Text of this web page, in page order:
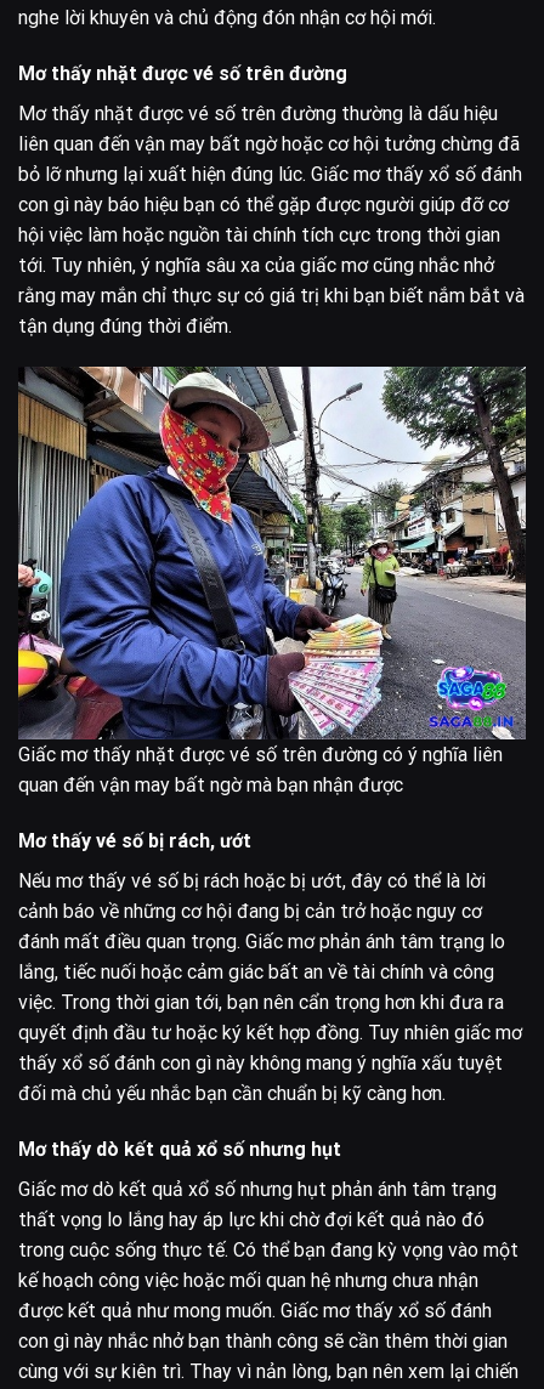
nghe lời khuyên và chủ động đón nhận cơ hội mới.
Mơ thấy nhặt được vé số trên đường
Mơ thấy nhặt được vé số trên đường thường là dấu hiệu
liên quan đến vận may bất ngờ hoặc cơ hội tưởng chừng đã
bỏ lỡ nhưng lại xuất hiện đúng lúc. Giấc mơ thấy xổ số đánh
con gì này báo hiệu bạn có thể gặp được người giúp đỡ cơ
hội việc làm hoặc nguồn tài chính tích cực trong thời gian
tới. Tuy nhiên, ý nghĩa sâu xa của giấc mơ cũng nhắc nhở
rằng may mắn chỉ thực sự có giá trị khi bạn biết nắm bắt và
tận dụng đúng thời điểm.
Giấc mơ thấy nhặt được vé số trên đường có ý nghĩa liên
quan đến vận may bất ngờ mà bạn nhận được
Mơ thấy vé số bị rách, ướt
Nếu mơ thấy vé số bị rách hoặc bị ướt, đây có thể là lời
cảnh báo về những cơ hội đang bị cản trở hoặc nguy cơ
đánh mất điều quan trọng. Giấc mơ phản ánh tâm trạng lo
lắng, tiếc nuối hoặc cảm giác bất an về tài chính và công
việc. Trong thời gian tới, bạn nên cẩn trọng hơn khi đưa ra
quyết định đầu tư hoặc ký kết hợp đồng. Tuy nhiên giấc mơ
thấy xổ số đánh con gì này không mang ý nghĩa xấu tuyệt
đối mà chủ yếu nhắc bạn cần chuẩn bị kỹ càng hơn.
Mơ thấy dò kết quả xổ số nhưng hụt
Giấc mơ dò kết quả xổ số nhưng hụt phản ánh tâm trạng
thất vọng lo lắng hay áp lực khi chờ đợi kết quả nào đó
trong cuộc sống thực tế. Có thể bạn đang kỳ vọng vào một
kế hoạch công việc hoặc mối quan hệ nhưng chưa nhận
được kết quả như mong muốn. Giấc mơ thấy xổ số đánh
con gì này nhắc nhở bạn thành công sẽ cần thêm thời gian
cùng với sự kiên trì. Thay vì nản lòng, bạn nên xem lại chiến